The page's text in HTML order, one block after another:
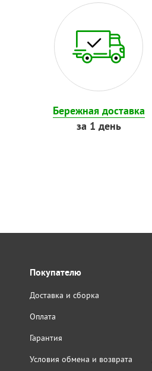
Бережная доставка
за 1 день
Покупателю
Доставка и сборка
Оплата
Гарантия
Условия обмена и возврата